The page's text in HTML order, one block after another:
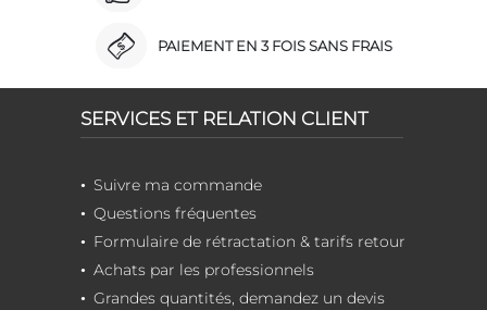
PAIEMENT EN 3 FOIS SANS FRAIS
SERVICES ET RELATION CLIENT
Suivre ma commande
Questions fréquentes
Formulaire de rétractation & tarifs retour
Achats par les professionnels
Grandes quantités, demandez un devis